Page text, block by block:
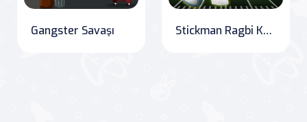
Gangster Savaşı Stickman Ragbi Koşu ve Vuruş